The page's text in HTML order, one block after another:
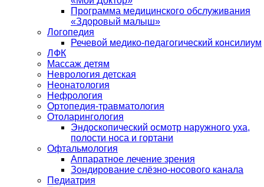
Программа медицинского обслуживания
«Здоровый малыш»
Логопедия
Речевой медико-педагогический консилиум
ЛФК
Массаж детям
Неврология детская
Неонатология
Нефрология
Ортопедия-травматология
Отоларингология
Эндоскопический осмотр наружного уха,
полости носа и гортани
Офтальмология
Аппаратное лечение зрения
Зондирование слёзно-носового канала
Педиатрия